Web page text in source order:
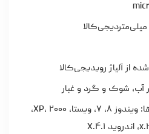
از آلیاژ رویدیجی‌کالا
آب، شوک و گرد و غبار
سازگاری با سیستم‌عامل‌ها: ویندوز ۸، ۷، ویستا، XP، ۲۰۰۰،